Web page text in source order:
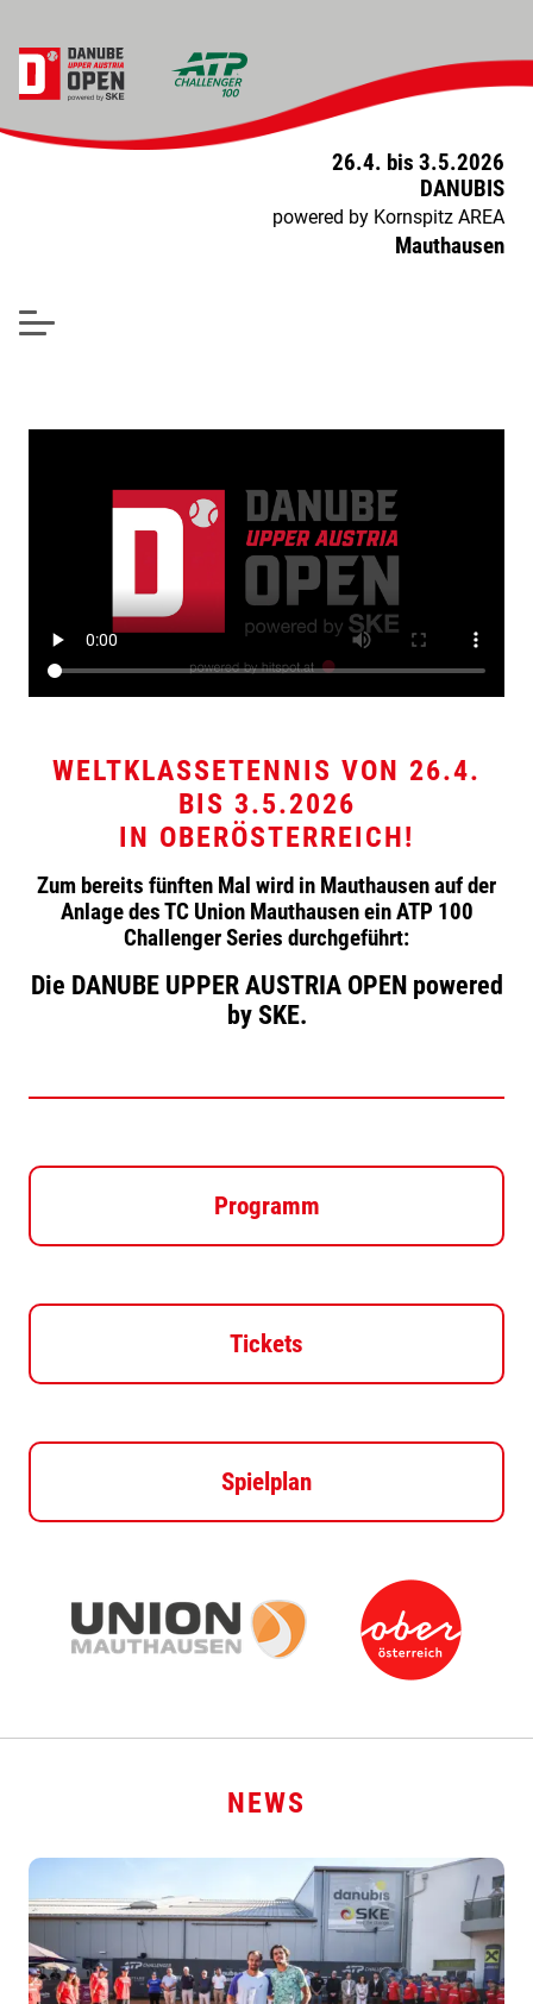
26.4. bis 3.5.2026
DANUBIS
powered by Kornspitz AREA
Mauthausen
WELTKLASSETENNIS VON 26.4.
BIS 3.5.2026
IN OBERÖSTERREICH!
Zum bereits fünften Mal wird in Mauthausen auf der
Anlage des TC Union Mauthausen ein ATP 100
Challenger Series durchgeführt:
Die DANUBE UPPER AUSTRIA OPEN powered
by SKE.
Programm
Tickets
Spielplan
NEWS